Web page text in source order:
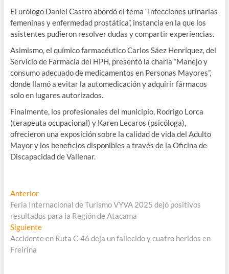
El urólogo Daniel Castro abordó el tema “Infecciones urinarias
femeninas y enfermedad prostática”, instancia en la que los
asistentes pudieron resolver dudas y compartir experiencias.
Asimismo, el químico farmacéutico Carlos Sáez Henríquez, del
Servicio de Farmacia del HPH, presentó la charla “Manejo y
consumo adecuado de medicamentos en Personas Mayores”,
donde llamó a evitar la automedicación y adquirir fármacos
solo en lugares autorizados.
Finalmente, los profesionales del municipio, Rodrigo Lorca
(terapeuta ocupacional) y Karen Lecaros (psicóloga),
ofrecieron una exposición sobre la calidad de vida del Adulto
Mayor y los beneficios disponibles a través de la Oficina de
Discapacidad de Vallenar.
Navegación
de
entradas
AnteriorEntrada
anterior:
Feria Internacional de Turismo VYVA 2025 dejó positivos
resultados para la Región de Atacama
SiguienteEntrada
siguiente:
Accidente en Ruta C-46 deja un fallecido y cuatro heridos en
Freirina